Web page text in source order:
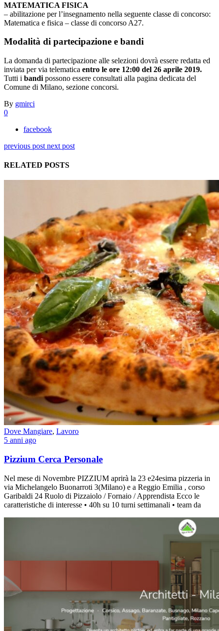
MATEMATICA FISICA
– abilitazione per l’insegnamento nella seguente classe di concorso:
Matematica e fisica – classe di concorso A27.
Modalità di partecipazione e bandi
La domanda di partecipazione alle selezioni dovrà essere redatta ed
inviata per via telematica entro le ore 12:00 del 26 aprile 2019.
Tutti i bandi possono essere consultati alla pagina dedicata del
Comune di Milano, sezione concorsi.
By gmirci
0
facebook
previous post next post
RELATED POSTS
Dove Mangiare, Lavoro
5 anni ago
Pizzium Cerca Personale
Nel mese di Novembre PIZZIUM aprirà la 23 e24esima pizzeria in
via Michelangelo Buonarroti 3(Milano) e a Reggio Emilia , corso
Garibaldi 24 Ruolo di Pizzaiolo / Fornaio / Apprendista Ecco le
caratteristiche di interesse • 40h su 10 turni settimanali • team da